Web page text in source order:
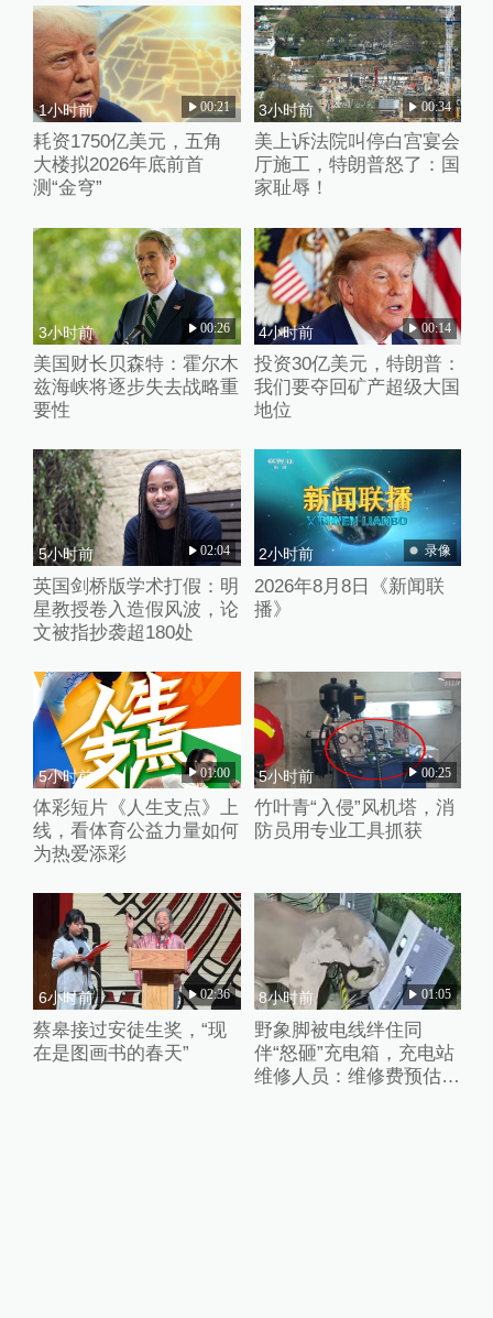
1小时前 00:21
耗资1750亿美元，五角
大楼拟2026年底前首
测“金穹”
3小时前 00:34
美上诉法院叫停白宫宴会
厅施工，特朗普怒了：国
家耻辱！
3小时前 00:26
美国财长贝森特：霍尔木
兹海峡将逐步失去战略重
要性
4小时前 00:14
投资30亿美元，特朗普：
我们要夺回矿产超级大国
地位
5小时前 02:04
英国剑桥版学术打假：明
星教授卷入造假风波，论
文被指抄袭超180处
2小时前 录像
2026年8月8日《新闻联
播》
5小时前 01:00
体彩短片《人生支点》上
线，看体育公益力量如何
为热爱添彩
5小时前 00:25
竹叶青“入侵”风机塔，消
防员用专业工具抓获
6小时前 02:36
蔡皋接过安徒生奖，“现
在是图画书的春天”
8小时前 01:05
野象脚被电线绊住同
伴“怒砸”充电箱，充电站
维修人员：维修费预估2